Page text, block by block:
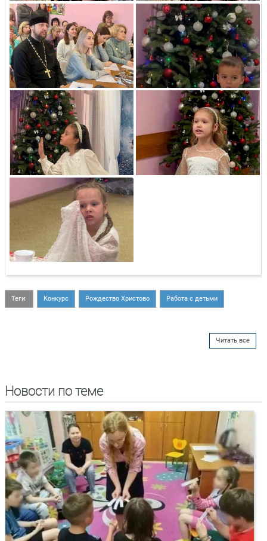
Теги: Конкурс Рождество Христово Работа с детьми
Читать все
Новости по теме